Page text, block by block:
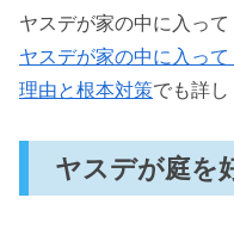
ヤスデが家の中に入っ
ヤスデが家の中に入っ
理由と根本対策でも詳し
ヤスデが庭を